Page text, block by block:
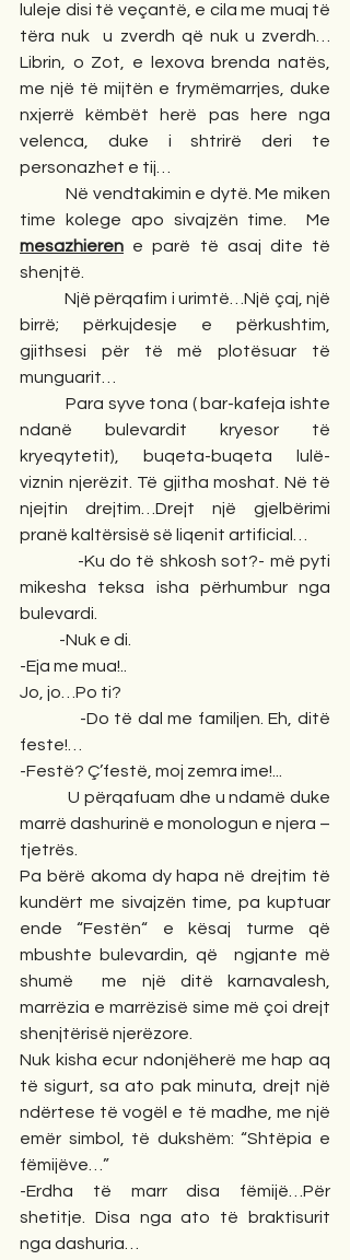
luleje disi të veçantë, e cila me muaj të
tëra nuk  u zverdh që nuk u zverdh…
Librin, o Zot, e lexova brenda natës,
me një të mijtën e frymëmarrjes, duke
nxjerrë këmbët herë pas here nga
velenca, duke i shtrirë deri te
personazhet e tij…
Në vendtakimin e dytë. Me miken
mesazhieren e parë të asaj dite të
shenjtë.
Një përqafim i urimtë…Një çaj, një
birrë; përkujdesje e përkushtim,
gjithsesi për të më plotësuar të
munguarit…
Para syve tona ( bar-kafeja ishte
ndanë bulevardit kryesor të
kryeqytetit), buqeta-buqeta lulë-
viznin njerëzit. Të gjitha moshat. Në të
njejtin drejtim…Drejt një gjelbërimi
pranë kaltërsisë së liqenit artificial…
-Ku do të shkosh sot?- më pyti
mikesha teksa isha përhumbur nga
bulevardi.
-Nuk e di.
-Eja me mua!..
Jo, jo…Po ti?
-Do të dal me familjen. Eh, ditë
feste!…
-Festë? Ç’festë, moj zemra ime!...
U përqafuam dhe u ndamë duke
marrë dashurinë e monologun e njera –
tjetrës.
Pa bërë akoma dy hapa në drejtim të
kundërt me sivajzën time, pa kuptuar
ende “Festën“ e kësaj turme që
mbushte bulevardin, që  ngjante më
shumë  me një ditë karnavalesh,
marrëzia e marrëzisë sime më çoi drejt
shenjtërisë njerëzore.
Nuk kisha ecur ndonjëherë me hap aq
të sigurt, sa ato pak minuta, drejt një
ndërtese të vogël e të madhe, me një
emër simbol, të dukshëm: “Shtëpia e
fëmijëve…”
-Erdha të marr disa fëmijë…Për
shetitje. Disa nga ato të braktisurit
nga dashuria…